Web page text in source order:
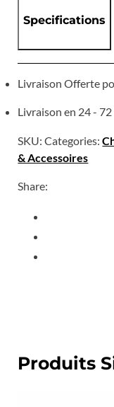
Specifications
Livraison Offerte
Livraison en 24 -
SKU:Categories:
& Accessoires
Share:
Produits